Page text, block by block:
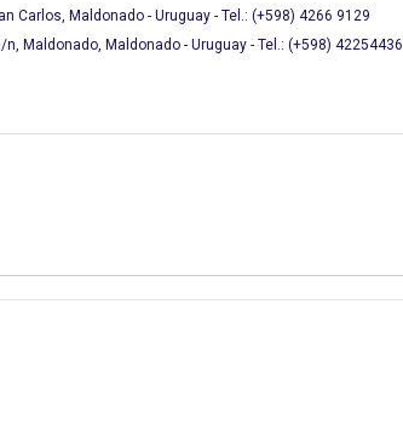
Carlos, Maldonado - Uruguay - Tel.: (+598) 4266 9129
n, Maldonado, Maldonado - Uruguay - Tel.: (+598) 42254436